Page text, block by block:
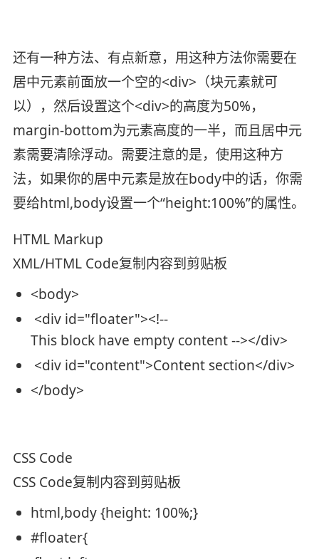
还有一种方法、有点新意，用这种方法你需要在
居中元素前面放一个空的<div>（块元素就可
以），然后设置这个<div>的高度为50%，
margin-bottom为元素高度的一半，而且居中元
素需要清除浮动。需要注意的是，使用这种方
法，如果你的居中元素是放在body中的话，你需
要给html,body设置一个“height:100%”的属性。
HTML Markup
XML/HTML Code复制内容到剪贴板
<body>
<div id="floater"><!--
This block have empty content --></div>
<div id="content">Content section</div>
</body>
CSS Code
CSS Code复制内容到剪贴板
html,body {height: 100%;}
#floater{